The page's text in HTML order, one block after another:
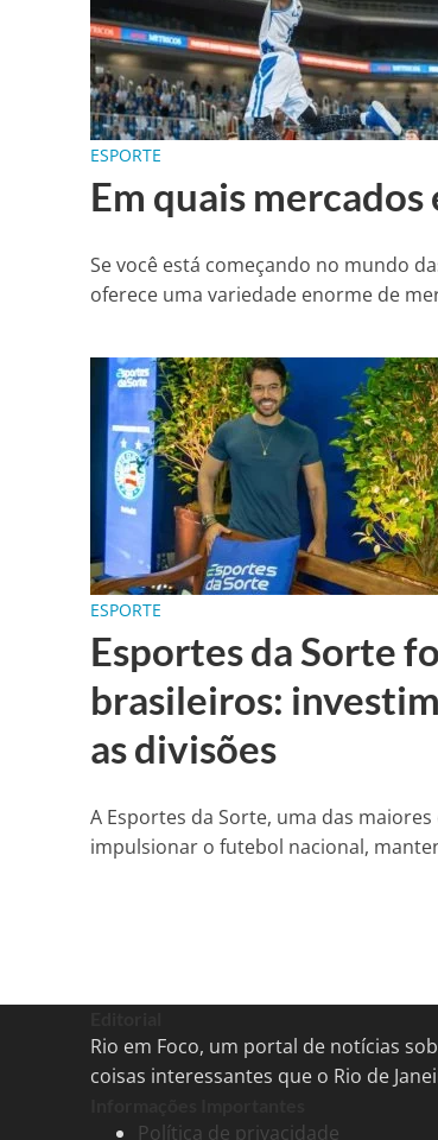
ESPORTE
Em quais
Se você está começando no mundo
oferece uma variedade enorme de
ESPORTE
Esportes da Sorte
brasileiros:
as divisões
A Esportes da Sorte, uma das
impulsionar o futebol nacional,
Rio em Foco, um portal de notícias
coisas interessantes que o Rio de
Política de privacidade